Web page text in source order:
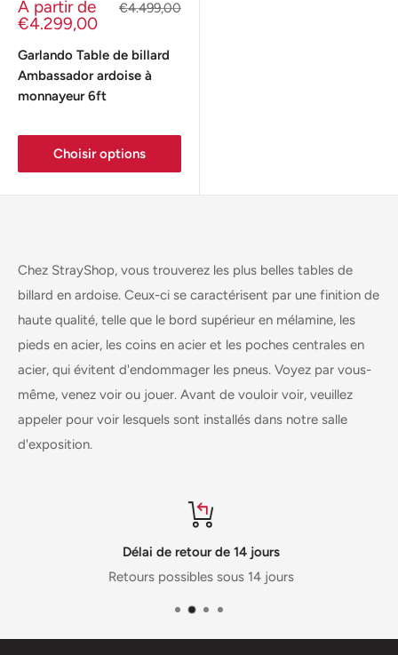
Prix
réduit
A partir de
€4.299,00
Prix
€4.499,00
Garlando Table de billard
Ambassador ardoise à
monnayeur 6ft
Choisir options
Chez StrayShop, vous trouverez les plus belles tables de
billard en ardoise. Ceux-ci se caractérisent par une finition de
haute qualité, telle que le bord supérieur en mélamine, les
pieds en acier, les coins en acier et les poches centrales en
acier, qui évitent d'endommager les pneus. Voyez par vous-
même, venez voir ou jouer. Avant de vouloir voir, veuillez
appeler pour voir lesquels sont installés dans notre salle
d'exposition.
Délai de retour de 14 jours
Retours possibles sous 14 jours